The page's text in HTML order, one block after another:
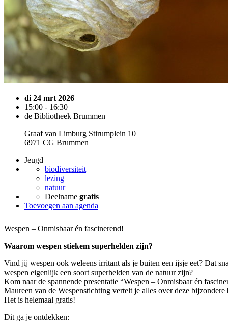
di 24 mrt 2026
15:00 - 16:30
de Bibliotheek Brummen
Graaf van Limburg Stirumplein 10
6971 CG Brummen
Jeugd
biodiversiteit
lezing
natuur
Deelname gratis
Toevoegen aan agenda
Wespen – Onmisbaar én fascinerend!
Waarom wespen stiekem superhelden zijn?
Vind jij wespen ook weleens irritant als je buiten een ijsje eet? Dat
wespen eigenlijk een soort superhelden van de natuur zijn?
Kom naar de spannende presentatie “Wespen – Onmisbaar én
Maureen van de Wespenstichting vertelt je alles over deze bijzondere
Het is helemaal gratis!
Dit ga je ontdekken: